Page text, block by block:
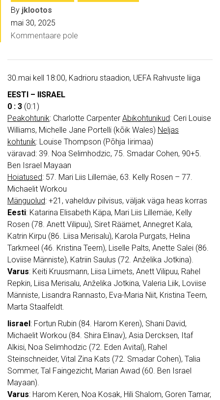
By jklootos
mai 30, 2025
Kommentaare pole
30.mai kell 18:00, Kadrioru staadion, UEFA Rahvuste liiga
EESTI – IISRAEL
0 : 3 (0:1)
Peakohtunik: Charlotte Carpenter Abikohtunikud: Ceri Louise
Williams, Michelle Jane Portelli (kõik Wales) Neljas
kohtunik: Louise Thompson (Põhja Iirimaa)
väravad: 39. Noa Selimhodzic, 75. Smadar Cohen, 90+5.
Ben Israel Mayaan
Hoiatused: 57. Mari Liis Lillemäe, 63. Kelly Rosen – 77.
Michaelit Workou
Mänguolud: +21, vahelduv pilvisus, väljak väga heas korras
Eesti: Katarina Elisabeth Käpa, Mari Liis Lillemäe, Kelly
Rosen (78. Anett Vilipuu), Siret Räämet, Annegret Kala,
Katrin Kirpu (86. Liisa Merisalu), Karola Purgats, Helina
Tarkmeel (46. Kristina Teern), Liselle Palts, Anette Salei (86.
Loviise Männiste), Katriin Saulus (72. Anželika Jotkina).
Varus: Keiti Kruusmann, Liisa Liimets, Anett Vilipuu, Rahel
Repkin, Liisa Merisalu, Anželika Jotkina, Valeria Liik, Loviise
Männiste, Lisandra Rannasto, Eva-Maria Niit, Kristina Teern,
Marta Staalfeldt.
Iisrael : Fortun Rubin (84. Harom Keren), Shani David,
Michaelit Workou (84. Shira Elinav), Asia Dercksen, Itaf
Alkisi, Noa Selimhodzic (72. Eden Avital), Rahel
Steinschneider, Vital Zina Kats (72. Smadar Cohen), Talia
Sommer, Tal Faingezicht, Marian Awad (60. Ben Israel
Mayaan).
Varus: Harom Keren, Noa Kosak, Hili Shalom, Goren Tamar,